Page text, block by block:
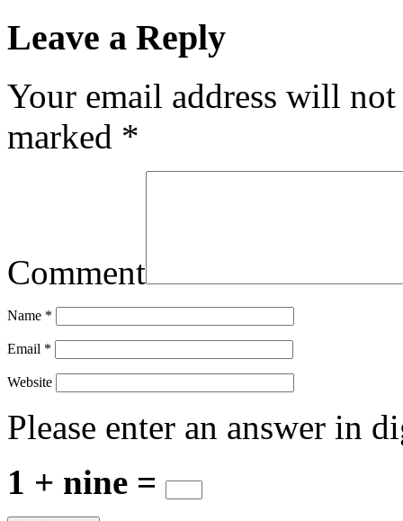
Leave a Reply
Your email address will
marked *
Comment
Name *
Email *
Website
Please enter an answer in
1 + nine =